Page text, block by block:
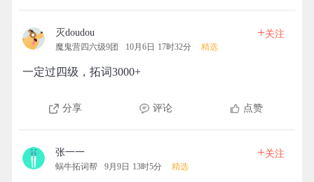
灭doudou
魔鬼营四六级9团 10月6日 17时32分 精选
+关注
一定过四级，拓词3000+
分享 评论 点赞
张一一
蜗牛拓词帮 9月9日 13时5分 精选
+关注